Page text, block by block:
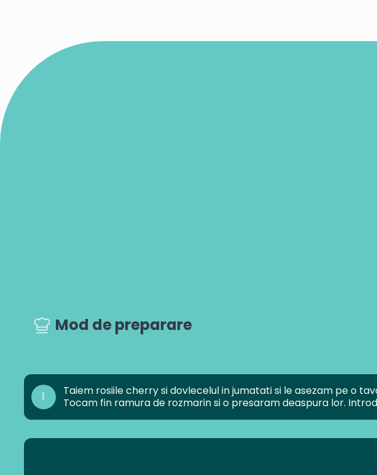
Mod de preparare
1
Taiem rosiile cherry si dovlecelul in jumatati si le asezam pe o
Tocam fin ramura de rozmarin si o presaram deaspura lor.